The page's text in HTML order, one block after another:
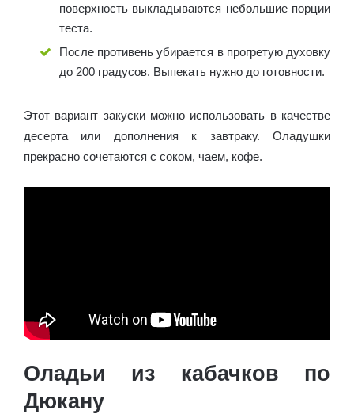
поверхность выкладываются небольшие порции
теста.
После противень убирается в прогретую духовку
до 200 градусов. Выпекать нужно до готовности.
Этот вариант закуски можно использовать в качестве
десерта или дополнения к завтраку. Оладушки
прекрасно сочетаются с соком, чаем, кофе.
Оладьи из кабачков по
Дюкану